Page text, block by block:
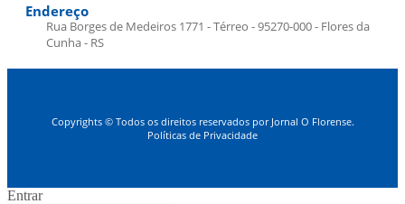
Endereço
Rua Borges de Medeiros 1771 - Térreo - 95270-000 - Flores da
Cunha - RS
Copyrights © Todos os direitos reservados por Jornal O Florense.
Políticas de Privacidade
Entrar